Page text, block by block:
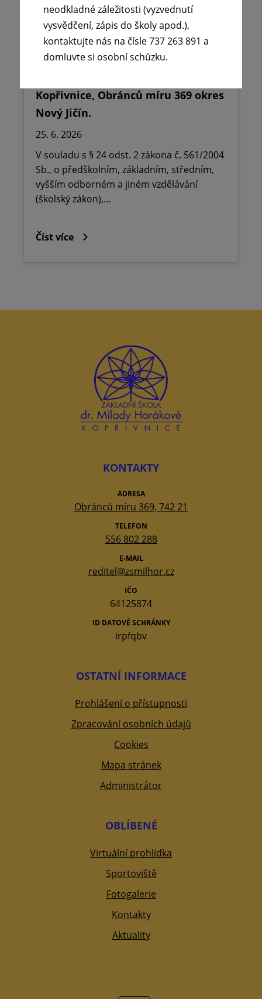
🪧Oznámení o udělení ředitelského
Kopřivnice, Obránců míru 369 okres
Nový Jičín.
25. 6. 2026
V souladu s § 24 odst. 2 zákona č. 561/2004
Sb., o předškolním, základním, středním,
vyšším odborném a jiném vzdělávání
(školský zákon),…
Číst více
KONTAKTY
ADRESA
Obránců míru 369, 742 21
TELEFON
556 802 288
E-MAIL
reditel@zsmilhor.cz
IČO
64125874
ID DATOVÉ SCHRÁNKY
irpfqbv
OSTATNÍ INFORMACE
Prohlášení o přístupnosti
Zpracování osobních údajů
Cookies
Mapa stránek
Administrátor
OBLÍBENÉ
Virtuální prohlídka
Sportoviště
Fotogalerie
Kontakty
Aktuality
neodkladné záležitosti (vyzvednutí
vysvědčení, zápis do školy apod.),
kontaktujte nás na čísle 737 263 891 a
domluvte si osobní schůzku.